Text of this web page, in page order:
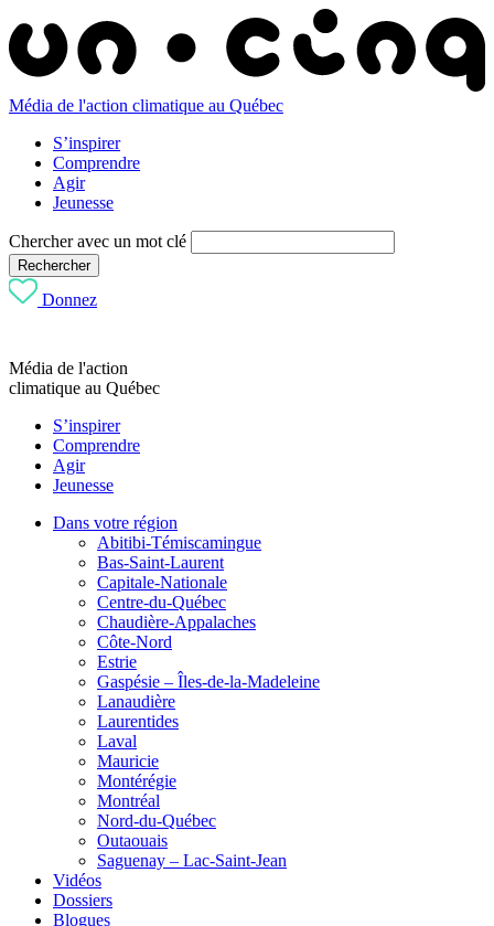
Média de l'action climatique au Québec
S’inspirer
Comprendre
Agir
Jeunesse
Chercher avec un mot clé
Rechercher
Donnez
Média de l'action
climatique au Québec
S’inspirer
Comprendre
Agir
Jeunesse
Dans votre région
Abitibi-Témiscamingue
Bas-Saint-Laurent
Capitale-Nationale
Centre-du-Québec
Chaudière-Appalaches
Côte-Nord
Estrie
Gaspésie – Îles-de-la-Madeleine
Lanaudière
Laurentides
Laval
Mauricie
Montérégie
Montréal
Nord-du-Québec
Outaouais
Saguenay – Lac-Saint-Jean
Vidéos
Dossiers
Blogues